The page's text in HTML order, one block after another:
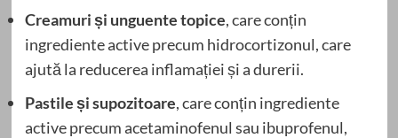
Creamuri și unguente topice, care conțin
ingrediente active precum hidrocortizonul, care
ajută la reducerea inflamației și a durerii.
Pastile și supozitoare, care conțin ingrediente
active precum acetaminofenul sau ibuprofenul,